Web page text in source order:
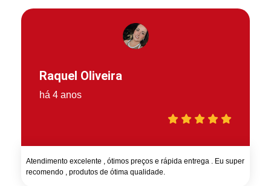
Raquel Oliveira
há 4 anos
Atendimento excelente , ótimos preços e rápida entrega . Eu super
recomendo , produtos de ótima qualidade.